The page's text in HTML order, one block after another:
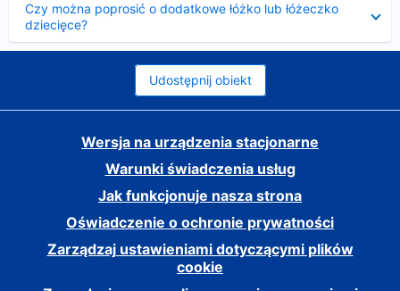
Czy można poprosić o dodatkowe łóżko lub łóżeczko
dziecięce?
Udostępnij obiekt
Wersja na urządzenia stacjonarne
Warunki świadczenia usług
Jak funkcjonuje nasza strona
Oświadczenie o ochronie prywatności
Zarządzaj ustawieniami dotyczącymi plików
cookie